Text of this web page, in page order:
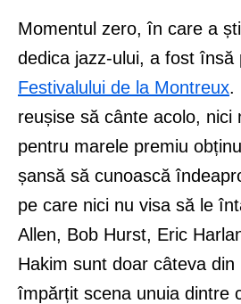
Momentul zero, în care a
dedica jazz-ului, a fost însă
Festivalului de la Montreux.
reușise să cânte acolo, nici
pentru marele premiu
șansă să cunoască
pe care nici nu visa să le
Allen, Bob Hurst, Eric
Hakim sunt doar câteva
împărțit scena unuia dintre